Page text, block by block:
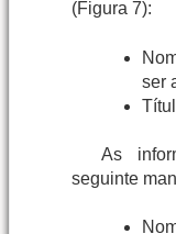
(Figura 7):
ser
As
seguinte